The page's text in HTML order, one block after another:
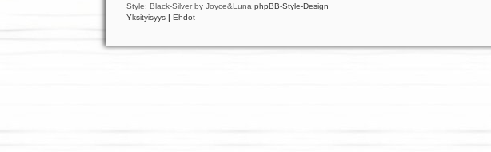
Style: Black-Silver by Joyce&Luna phpBB-Style-Design
Yksityisyys | Ehdot